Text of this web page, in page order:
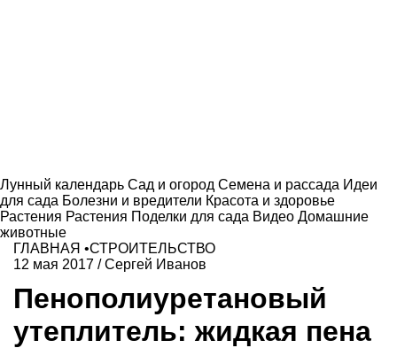
Лунный календарь Сад и огород Семена и рассада Идеи
для сада Болезни и вредители Красота и здоровье
Растения Растения Поделки для сада Видео Домашние
животные
ГЛАВНАЯ •СТРОИТЕЛЬСТВО
12 мая 2017 /Сергей Иванов
Пенополиуретановый
утеплитель: жидкая пена